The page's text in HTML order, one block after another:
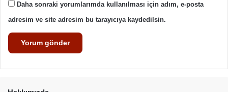
Daha sonraki yorumlarımda kullanılması için adım, e-posta
adresim ve site adresim bu tarayıcıya kaydedilsin.